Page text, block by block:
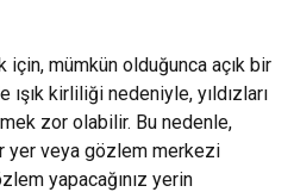
mümkün olduğunca açık bir
kirliliği nedeniyle, yıldızları
zor olabilir. Bu nedenle,
yer veya gözlem merkezi
yapacağınız yerin